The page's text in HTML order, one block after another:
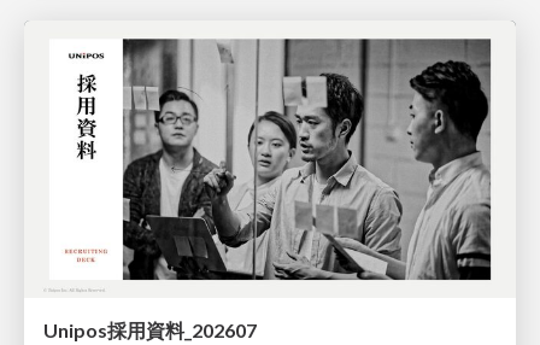
Unipos採用資料_202607